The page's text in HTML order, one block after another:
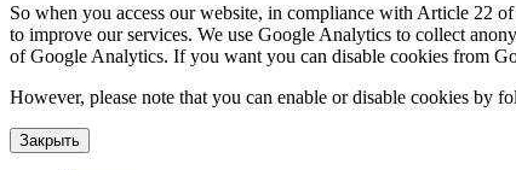
So when you access our website, in compliance with Article 22
to improve our services. We use Google Analytics to collect
of Google Analytics. If you want you can disable cookies from
However, please note that you can enable or disable cookies by
Закрыть